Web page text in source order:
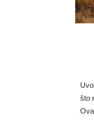
što